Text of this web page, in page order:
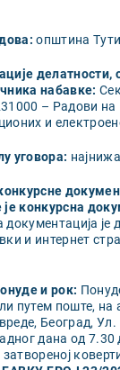
општина
делатности,
набавке:
– Радови
и
уговора:
конкурсна
документација је
и интернет
и рок:
путем поште, на
Београд,
дана од 7.30
затвореној